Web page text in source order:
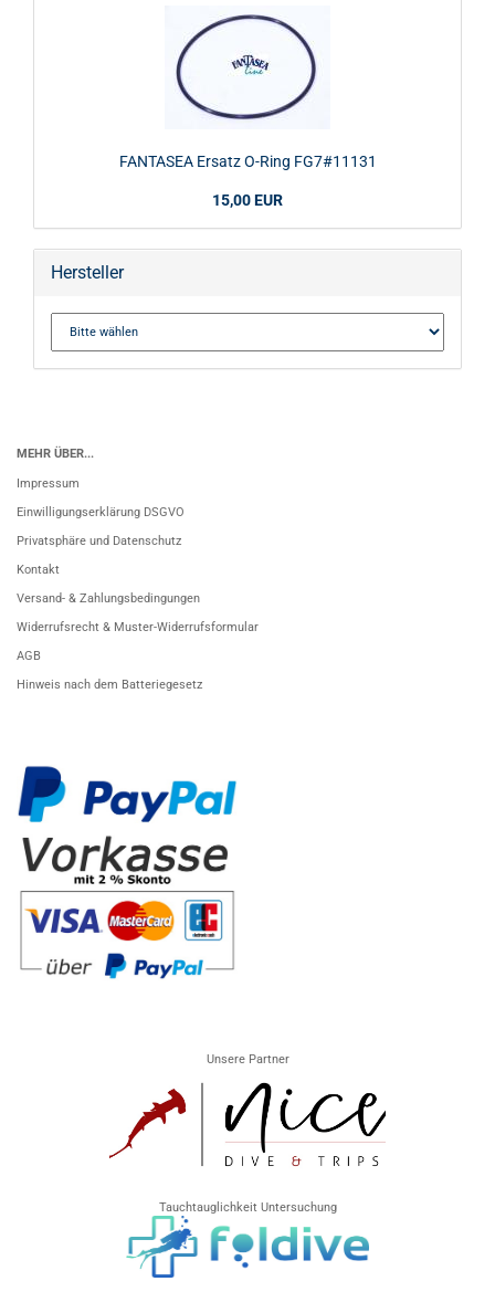
FANTASEA Ersatz O-Ring FG7#11131
15,00 EUR
Hersteller
MEHR ÜBER...
Impressum
Einwilligungserklärung DSGVO
Privatsphäre und Datenschutz
Kontakt
Versand- & Zahlungsbedingungen
Widerrufsrecht & Muster-Widerrufsformular
AGB
Hinweis nach dem Batteriegesetz
Unsere Partner
Tauchtauglichkeit Untersuchung